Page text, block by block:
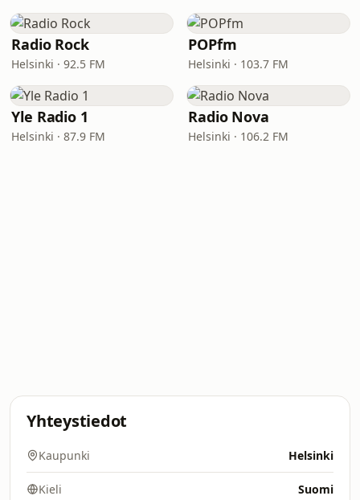
Radio Rock
Helsinki · 92.5 FM
POPfm
Helsinki · 103.7 FM
Yle Radio 1
Helsinki · 87.9 FM
Radio Nova
Helsinki · 106.2 FM
Yhteystiedot
Kaupunki Helsinki
Kieli Suomi